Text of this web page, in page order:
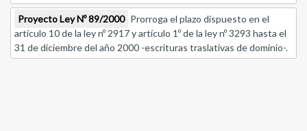
Proyecto Ley Nº 89/2000 Prorroga el plazo dispuesto en el
artículo 10 de la ley nº 2917 y artículo 1º de la ley nº 3293 hasta el
31 de diciembre del año 2000 -escrituras traslativas de dominio-.